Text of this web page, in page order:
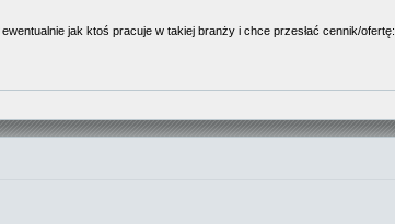
ewentualnie jak ktoś pracuje w takiej branży i chce przesłać cennik/ofertę: